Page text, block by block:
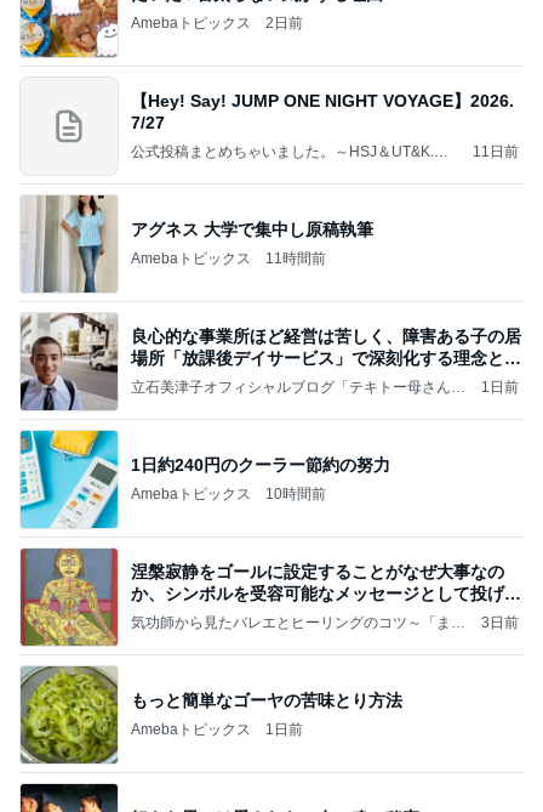
Amebaトピックス 2日前
【Hey! Say! JUMP ONE NIGHT VOYAGE】2026.
7/27
公式投稿まとめちゃいました。～HSJ＆UT&K.O.
11日前
アグネス 大学で集中し原稿執筆
Amebaトピックス 11時間前
良心的な事業所ほど経営は苦しく、障害ある子の居
場所「放課後デイサービス」で深刻化する理念と現
実の
立石美津子オフィシャルブログ「テキトー母さんの
1日前
1日約240円のクーラー節約の努力
Amebaトピックス 10時間前
涅槃寂静をゴールに設定することがなぜ大事なの
か、シンボルを受容可能なメッセージとして投げる
ことが
気功師から見たバレエとヒーリングのコツ～「まと
3日前
もっと簡単なゴーヤの苦味とり方法
Amebaトピックス 1日前